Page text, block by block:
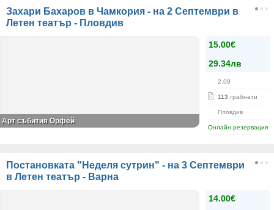
Захари Бахаров в Чамкория - на 2 Септември в
Летен театър - Пловдив
15.00€
29.34лв
2.09
113 грабнати
Пловдив
Онлайн резервация
Арт събития Орфей
Постановката "Неделя сутрин" - на 3 Септември
в Летен театър - Варна
14.00€